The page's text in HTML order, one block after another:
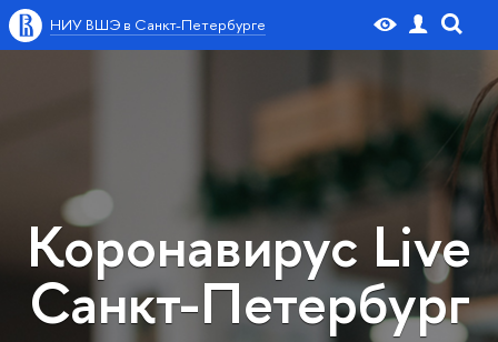
НИУ ВШЭ в Санкт-Петербурге
Коронавирус Live
Санкт-Петербург